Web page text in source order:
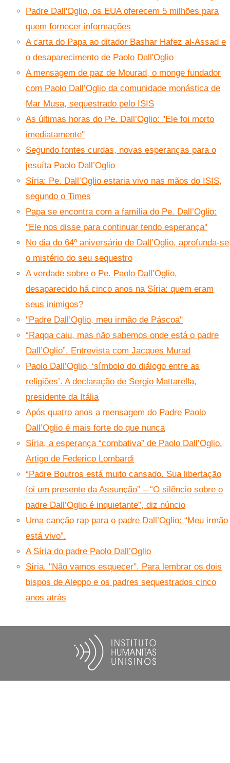
Padre Dall'Oglio, os EUA oferecem 5 milhões para
quem fornecer informações
A carta do Papa ao ditador Bashar Hafez al-Assad e
o desaparecimento de Paolo Dall'Oglio
A mensagem de paz de Mourad, o monge fundador
com Paolo Dall’Oglio da comunidade monástica de
Mar Musa, sequestrado pelo ISIS
As últimas horas do Pe. Dall’Oglio: ''Ele foi morto
imediatamente''
Segundo fontes curdas, novas esperanças para o
jesuíta Paolo Dall’Oglio
Síria: Pe. Dall’Oglio estaria vivo nas mãos do ISIS,
segundo o Times
Papa se encontra com a família do Pe. Dall’Oglio:
''Ele nos disse para continuar tendo esperança''
No dia do 64º aniversário de Dall’Oglio, aprofunda-se
o mistério do seu sequestro
A verdade sobre o Pe. Paolo Dall’Oglio,
desaparecido há cinco anos na Síria: quem eram
seus inimigos?
''Padre Dall’Oglio, meu irmão de Páscoa''
“Raqqa caiu, mas não sabemos onde está o padre
Dall’Oglio”. Entrevista com Jacques Murad
Paolo Dall’Oglio, ‘símbolo do diálogo entre as
religiões’. A declaração de Sergio Mattarella,
presidente da Itália
Após quatro anos a mensagem do Padre Paolo
Dall’Oglio é mais forte do que nunca
Síria, a esperança “combativa” de Paolo Dall’Oglio.
Artigo de Federico Lombardi
“Padre Boutros está muito cansado. Sua libertação
foi um presente da Assunção” – “O silêncio sobre o
padre Dall’Oglio é inquietante”, diz núncio
Uma canção rap para o padre Dall’Oglio: “Meu irmão
está vivo”.
A Síria do padre Paolo Dall’Oglio
Síria. "Não vamos esquecer". Para lembrar os dois
bispos de Aleppo e os padres sequestrados cinco
anos atrás